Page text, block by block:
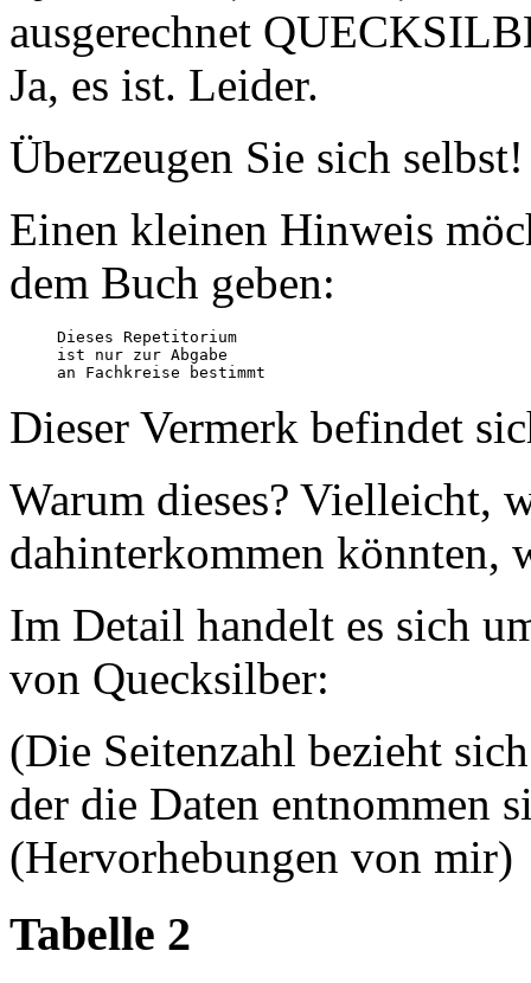
ausgerechnet
Ja, es ist. Leider.
Überzeugen Sie sich selbst!
Einen kleinen Hinweis
dem Buch geben:
Dieses Repetitorium
ist nur zur Abgabe
an Fachkreise bestimmt
Dieser Vermerk befindet
Warum dieses? Vielleicht,
dahinterkommen könnten,
Im Detail handelt es sich
von Quecksilber:
(Die Seitenzahl bezieht
der die Daten entnommen
(Hervorhebungen von mir)
Tabelle 2